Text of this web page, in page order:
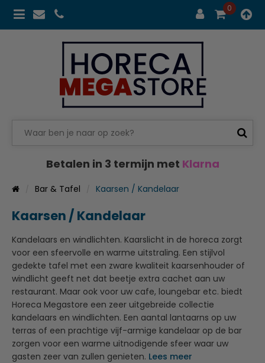
0
Betalen in 3 termijn met Klarna
Bar & Tafel Kaarsen / Kandelaar
Kaarsen / Kandelaar
Kandelaars en windlichten. Kaarslicht in de horeca zorgt
voor een sfeervolle en warme uitstraling. Een stijlvol
gedekte tafel met een zware kwaliteit kaarsenhouder of
windlicht geeft net dat beetje extra cachet aan uw
restaurant. Maar ook voor uw cafe, loungebar etc. biedt
Horeca Megastore een zeer uitgebreide collectie
kandelaars en windlichten. Een aantal lantaarns op uw
terras of een prachtige vijf-armige kandelaar op de bar
zorgen voor een warme uitnodigende sfeer waar uw
gasten zeer van zullen genieten. Lees meer